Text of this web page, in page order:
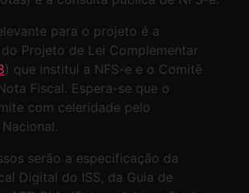
para o projeto é a
Projeto de Lei Complementar
) que institui a NFS-e e o Comitê
Fiscal. Espera-se que o
com celeridade pelo
serão a especificação da
Digital do ISS, da Guia de